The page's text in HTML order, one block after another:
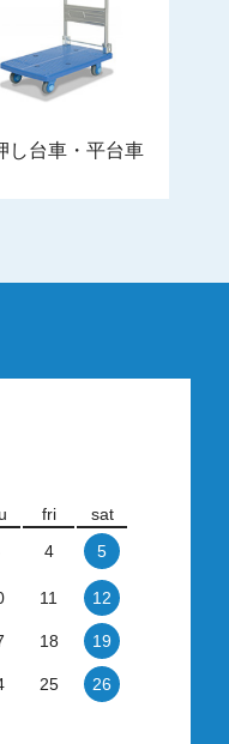
し台車・平台車
fri
sat
4 5
11 12
18 19
25 26